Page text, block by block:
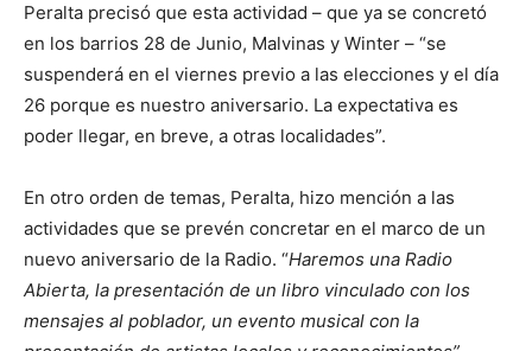
Peralta precisó que esta actividad – que ya se concretó
en los barrios 28 de Junio, Malvinas y Winter – “se
suspenderá en el viernes previo a las elecciones y el día
26 porque es nuestro aniversario. La expectativa es
poder llegar, en breve, a otras localidades”.
En otro orden de temas, Peralta, hizo mención a las
actividades que se prevén concretar en el marco de un
nuevo aniversario de la Radio. “Haremos una Radio
Abierta, la presentación de un libro vinculado con los
mensajes al poblador, un evento musical con la